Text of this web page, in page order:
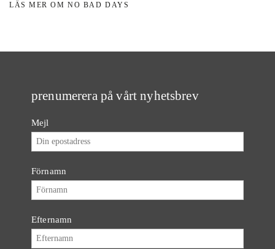
LÄS MER OM NO BAD DAYS
prenumerera på vårt nyhetsbrev
Mejl
Förnamn
Efternamn